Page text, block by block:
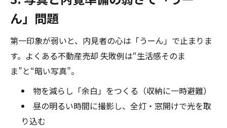
ん」問題
第一印象が弱いと、内見者の心は「うーん」で止まりま
す。よくある不動産売却 失敗例は“生活感そのま
ま”と“暗い写真”。
物を減らし「余白」をつくる（収納に一時避難）
昼の明るい時間に撮影し、全灯・窓開けで光を取
り込む